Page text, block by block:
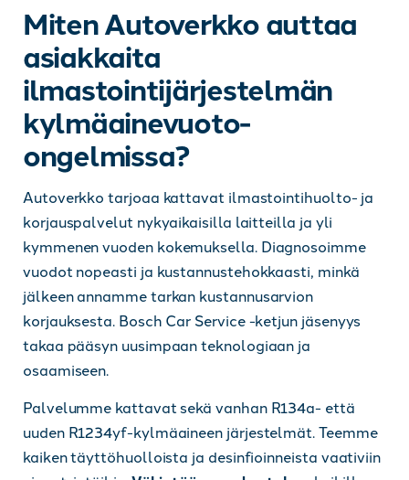
Miten Autoverkko auttaa
asiakkaita
ilmastointijärjestelmän
kylmäainevuoto-
ongelmissa?
Autoverkko tarjoaa kattavat ilmastointihuolto- ja
korjauspalvelut nykyaikaisilla laitteilla ja yli
kymmenen vuoden kokemuksella. Diagnosoimme
vuodot nopeasti ja kustannustehokkaasti, minkä
jälkeen annamme tarkan kustannusarvion
korjauksesta. Bosch Car Service -ketjun jäsenyys
takaa pääsyn uusimpaan teknologiaan ja
osaamiseen.
Palvelumme kattavat sekä vanhan R134a- että
uuden R1234yf-kylmäaineen järjestelmät. Teemme
kaiken täyttöhuolloista ja desinfioinneista vaativiin